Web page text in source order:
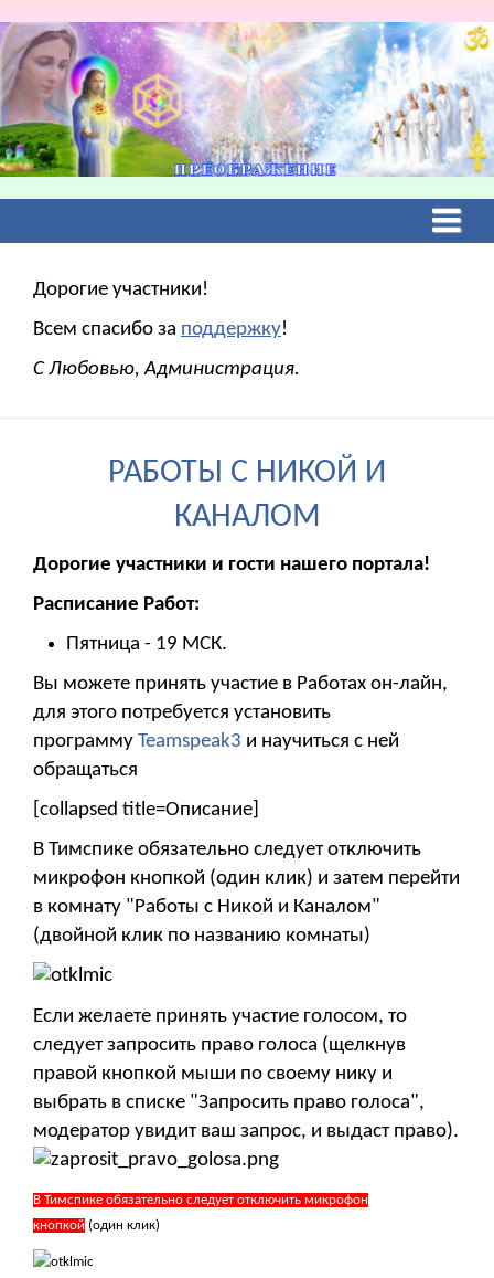
Дорогие участники!
Всем спасибо за поддержку!
С Любовью, Администрация.
РАБОТЫ С НИКОЙ И
КАНАЛОМ
Дорогие участники и гости нашего портала!
Расписание Работ:
Пятница - 19 МСК.
Вы можете принять участие в Работах он-лайн,
для этого потребуется установить
программу Teamspeak3 и научиться с ней
обращаться
[collapsed title=Описание]
В Тимспике обязательно следует отключить
микрофон кнопкой (один клик) и затем перейти
в комнату "Работы с Никой и Каналом"
(двойной клик по названию комнаты)
Если желаете принять участие голосом, то
следует запросить право голоса (щелкнув
правой кнопкой мыши по своему нику и
выбрать в списке "Запросить право голоса",
модератор увидит ваш запрос, и выдаст право).
В Тимспике обязательно следует отключить микрофон
кнопкой (один клик)